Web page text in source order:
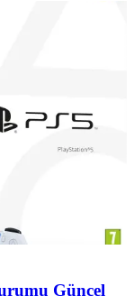
Güncel